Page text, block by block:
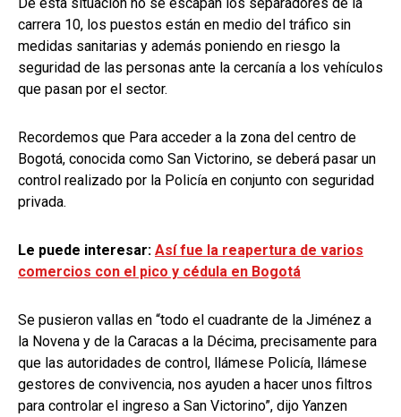
carrera 10, los puestos están en medio del tráfico sin
medidas sanitarias y además poniendo en riesgo la
seguridad de las personas ante la cercanía a los vehículos
que pasan por el sector.
Recordemos que Para acceder a la zona del centro de
Bogotá, conocida como San Victorino, se deberá pasar un
control realizado por la Policía en conjunto con seguridad
privada.
Le puede interesar: Así fue la reapertura de varios
comercios con el pico y cédula en Bogotá
Se pusieron vallas en “todo el cuadrante de la Jiménez a
la Novena y de la Caracas a la Décima, precisamente para
que las autoridades de control, llámese Policía, llámese
gestores de convivencia, nos ayuden a hacer unos filtros
para controlar el ingreso a San Victorino”, dijo Yanzen